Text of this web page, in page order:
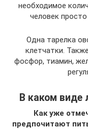
необходимое
человек
Одна тарелка
клетчатки.
фосфор, тиамин,
В каком виде
Как уже
предпочитают